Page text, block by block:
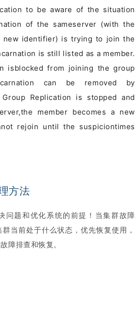
to be aware of the situation
of the sameserver (with the
new identifier) is trying to join the
is still listed as a member.
isblocked from joining the group
can be removed by
Replication is stopped and
member becomes a new
rejoin until the suspiciontimes
方法
问题和优化系统的前提！当集群故障
当前处于什么状态，优先恢复使用，
障排查和恢复。